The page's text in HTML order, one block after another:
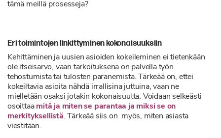
tämä meillä prosesseja?
Eri toimintojen linkittyminen kokonaisuuksiin
Kehittäminen ja uusien asioiden kokeileminen ei tietenkään
ole itseisarvo, vaan tarkoituksena on palvella työn
tehostumista tai tulosten paranemista. Tärkeää on, ettei
kokeiltavia asioita nähdä irrallisina juttuina, vaan ne
mielletään osaksi jotakin kokonaisuutta. Voidaan selkeästi
osoittaa mitä ja miten se parantaa ja miksi se on
merkityksellistä. Tärkeää siis on myös, miten asiasta
viestitään.